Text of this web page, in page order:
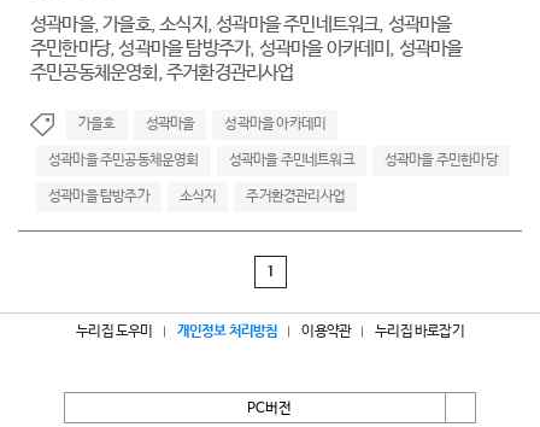
성곽마을, 가을호, 소식지, 성곽마을 주민네트워크, 성곽마을
주민한마당, 성곽마을 탐방주가, 성곽마을 아카데미, 성곽마을
주민공동체운영회, 주거환경관리사업
가을호 성곽마을 성곽마을 아카데미
성곽마을 주민공동체운영회 성곽마을 주민네트워크 성곽마을 주민한마당
성곽마을 탐방주가 소식지 주거환경관리사업
1
누리집 도우미 개인정보 처리방침 이용약관 누리집 바로잡기
PC버전